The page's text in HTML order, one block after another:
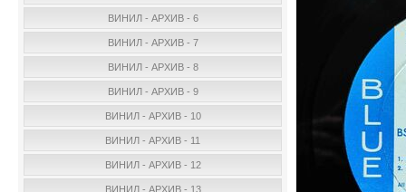
ВИНИЛ - АРХИВ - 6
ВИНИЛ - АРХИВ - 7
ВИНИЛ - АРХИВ - 8
ВИНИЛ - АРХИВ - 9
ВИНИЛ - АРХИВ - 10
ВИНИЛ - АРХИВ - 11
ВИНИЛ - АРХИВ - 12
ВИНИЛ - АРХИВ - 13